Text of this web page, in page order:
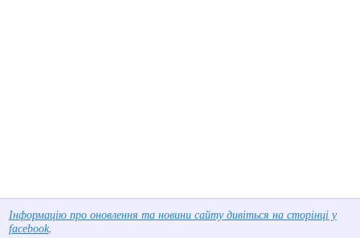
Інформацію про оновлення та новини сайту дивіться на сторінці у
facebook.